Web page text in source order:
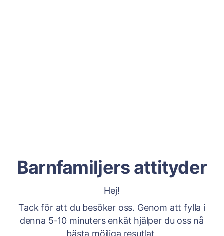
Barnfamiljers attityder
Hej!
Tack för att du besöker oss. Genom att fylla i
denna 5-10 minuters enkät hjälper du oss nå
bästa möjliga resutlat.